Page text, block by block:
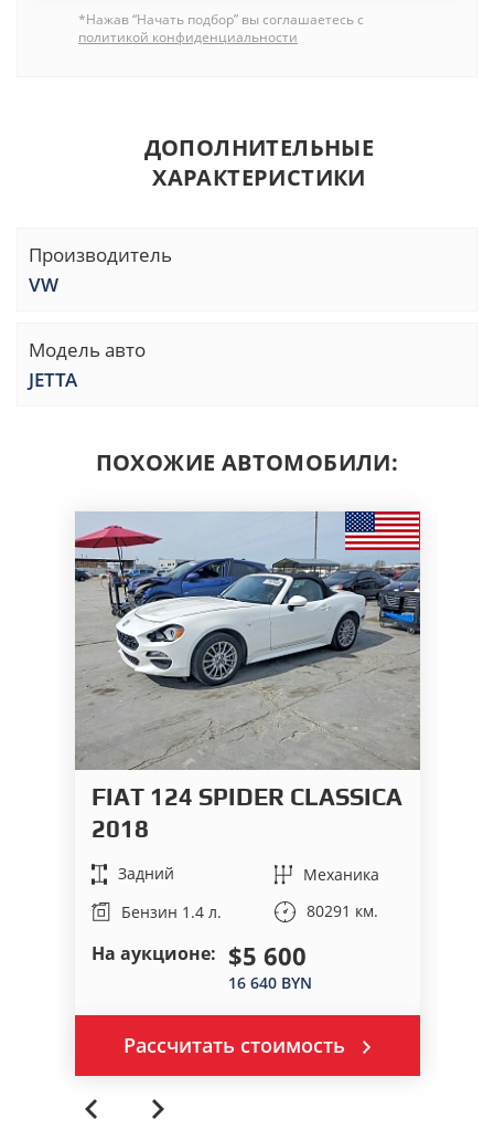
*Нажав “Начать подбор” вы соглашаетесь с
политикой конфиденциальности
ДОПОЛНИТЕЛЬНЫЕ
ХАРАКТЕРИСТИКИ
Производитель
VW
Модель авто
JETTA
ПОХОЖИЕ АВТОМОБИЛИ:
FIAT 124 SPIDER CLASSICA
2018
Задний
Механика
Бензин 1.4 л.
80291 км.
На аукционе: $5 600
16 640 BYN
Рассчитать стоимость